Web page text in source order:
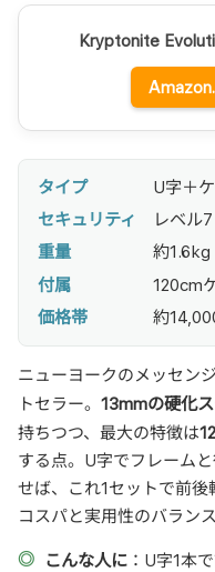
Kryptonite
タイプ
U字＋
セキュリティ
レベル7
重量
約1.6kg
付属
120cm
価格帯
約
ニューヨークのメッセン
トセラー。 13mmの硬化
持ちつつ、最大の特徴は
する点。U字でフレーム
せば、これ1セットで前後
コスパと実用性のバラン
こんな人に ：U字1本